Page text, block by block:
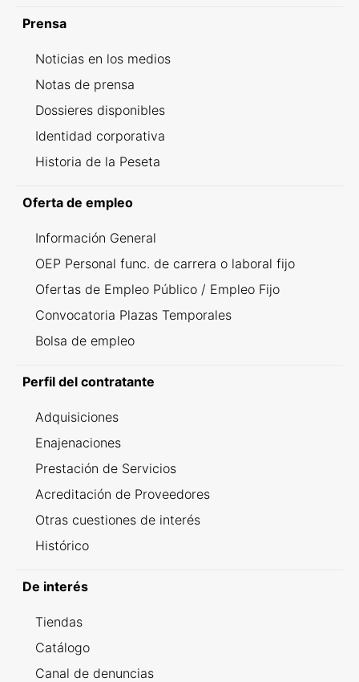
Prensa
Noticias en los medios
Notas de prensa
Dossieres disponibles
Identidad corporativa
Historia de la Peseta
Oferta de empleo
Información General
OEP Personal func. de carrera o laboral fijo
Ofertas de Empleo Público / Empleo Fijo
Convocatoria Plazas Temporales
Bolsa de empleo
Perfil del contratante
Adquisiciones
Enajenaciones
Prestación de Servicios
Acreditación de Proveedores
Otras cuestiones de interés
Histórico
De interés
Tiendas
Catálogo
Canal de denuncias